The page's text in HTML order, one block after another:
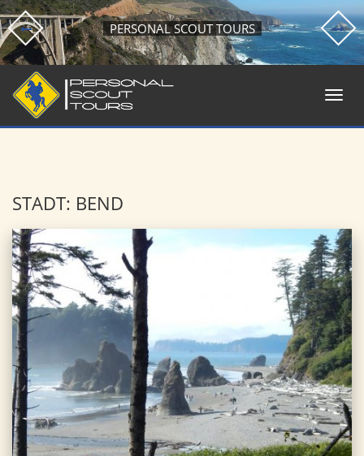
PERSONAL SCOUT TOURS
STADT: BEND